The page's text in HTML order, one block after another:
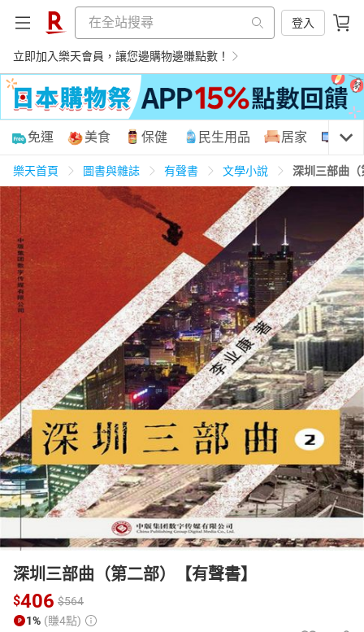
登入
立即加入樂天會員，讓您邊購物邊賺點數！
購物網分類
天天免運 美食蛋糕 養生保健
3C家電 運動休閒 親子玩具
男裝 化妝保養 情趣用品
日本購物 電子/紙本書
HOT
免運 美食 保健 民生用品 居家 3C
樂天首頁 圖書與雜誌 有聲書 文學小說 深圳三部曲
深圳三部曲（第二部）【有聲書】
$406 $564
1% (賺4點)